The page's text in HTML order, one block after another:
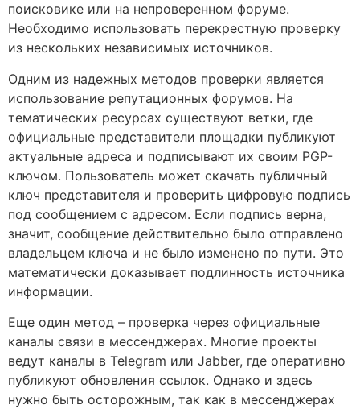
поисковике или на непроверенном форуме.
Необходимо использовать перекрестную проверку
из нескольких независимых источников.
Одним из надежных методов проверки является
использование репутационных форумов. На
тематических ресурсах существуют ветки, где
официальные представители площадки публикуют
актуальные адреса и подписывают их своим PGP-
ключом. Пользователь может скачать публичный
ключ представителя и проверить цифровую подпись
под сообщением с адресом. Если подпись верна,
значит, сообщение действительно было отправлено
владельцем ключа и не было изменено по пути. Это
математически доказывает подлинность источника
информации.
Еще один метод – проверка через официальные
каналы связи в мессенджерах. Многие проекты
ведут каналы в Telegram или Jabber, где оперативно
публикуют обновления ссылок. Однако и здесь
нужно быть осторожным, так как в мессенджерах